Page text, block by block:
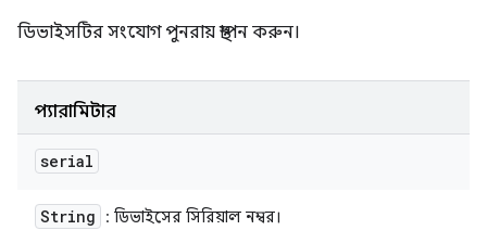
ডিভাইসটির সংযোগ পুনরায় স্থাপন করুন।
প্যারামিটার
serial
String : ডিভাইসের সিরিয়াল নম্বর।